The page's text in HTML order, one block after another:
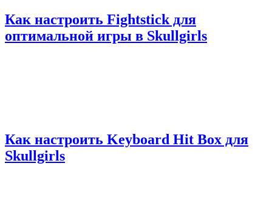
Как настроить Fightstick для
оптимальной игры в Skullgirls
Как настроить Keyboard Hit Box для
Skullgirls